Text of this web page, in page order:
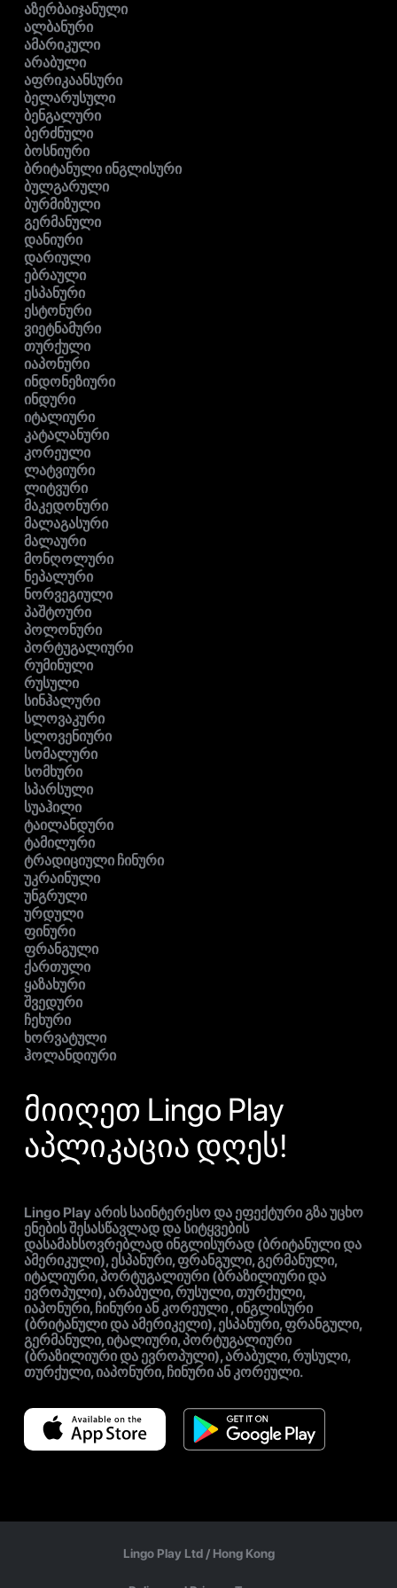
აზერბაიჯანული
ალბანური
ამარიკული
არაბული
აფრიკაანსური
ბელარუსული
ბენგალური
ბერძნული
ბოსნიური
ბრიტანული ინგლისური
ბულგარული
ბურმიზული
გერმანული
დანიური
დარიული
ებრაული
ესპანური
ესტონური
ვიეტნამური
თურქული
იაპონური
ინდონეზიური
ინდური
იტალიური
კატალანური
კორეული
ლატვიური
ლიტვური
მაკედონური
მალაგასური
მალაური
მონღოლური
ნეპალური
ნორვეგიული
პაშტოური
პოლონური
პორტუგალიური
რუმინული
რუსული
სინჰალური
სლოვაკური
სლოვენიური
სომალური
სომხური
სპარსული
სუაჰილი
ტაილანდური
ტამილური
ტრადიციული ჩინური
უკრაინული
უნგრული
ურდული
ფინური
ფრანგული
ქართული
ყაზახური
შვედური
ჩეხური
ხორვატული
ჰოლანდიური
მიიღეთ Lingo Play
აპლიკაცია დღეს!
Lingo Play არის საინტერესო და ეფექტური გზა უცხო
ენების შესასწავლად და სიტყვების
დასამახსოვრებლად ინგლისურად (ბრიტანული და
ამერიკული), ესპანური, ფრანგული, გერმანული,
იტალიური, პორტუგალიური (ბრაზილიური და
ევროპული), არაბული, რუსული, თურქული,
იაპონური, ჩინური ან კორეული , ინგლისური
(ბრიტანული და ამერიკელი), ესპანური, ფრანგული,
გერმანული, იტალიური, პორტუგალიური
(ბრაზილიური და ევროპული), არაბული, რუსული,
თურქული, იაპონური, ჩინური ან კორეული.
Lingo Play Ltd / Hong Kong